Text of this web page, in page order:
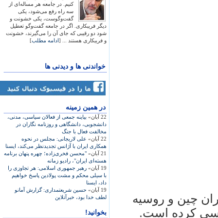
کنیم. در جامعه هر مساله‌ای از
سه راه رفع می‌شود، یکی
گفت‌وگوست، یکی خشونت و
دیگر فریبکاری. اگر در جامعه گفت‌وگو تعطیل
شود دو رقیبی که جای آن را می‌گیرند، خشونت
و فریبکاری هستند ... [ادامه مطلب]
خواندنی ها و دیدنی ها
در همين زمينه
22 آبان»
بياينه جمعی از فعالان سياسی، مدنی،
دانشجويی، دانشگاهی و روزنامه نگاران در
مخالفت فعال با جنگ
22 آبان»
علی لاريجانی: مجلس در نحوه
همکاری ايران با آژانس تجديدنظر می‌کند، ايسنا
21 آبان»
"محسن فخری‌زاده؛ چهره پنهان برنامه
هسته‌ای ايران"، راديو زمانه
19 آبان»
رهبر جمهوری اسلامی: هر تجاوزی را
با سيلی محکم و مشت پولادين پاسخ خواهيم
داد، ايسنا
19 آبان»
حسين شريعتمداری: گزارش آمانو
لطف خدا بود، خبرآنلاين
بخوانید!
چين و روسيه
کرده است.